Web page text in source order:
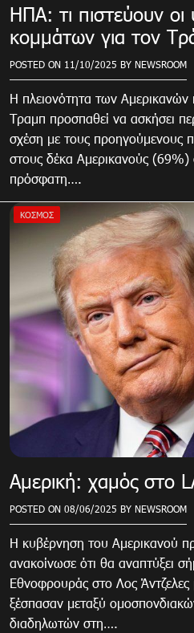
ΗΠΑ: τι πιστεύουν
κομμάτων για τον
POSTED ON 11/10/2025 BY NEWSROOM
Η πλειονότητα των Αμερικανών
Τραμπ προσπαθεί να ασκήσει
σχέση με τους προηγούμενους
στους δέκα Αμερικανούς
πρόσφατη….
ΚΌΣΜΟΣ
Αμερική: χαμός στο
POSTED ON 08/06/2025 BY NEWSROOM
Η κυβέρνηση του Αμερικανού
ανακοίνωσε ότι θα αναπτύξει
Εθνοφρουράς στο Λος Άντζελες
ξέσπασαν μεταξύ
διαδηλωτών στη….